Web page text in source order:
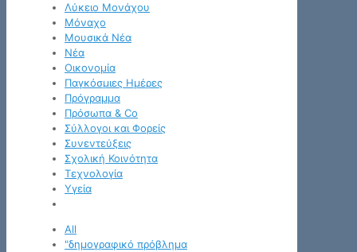
Λύκειο Μονάχου
Μόναχο
Μουσικά Νέα
Νέα
Οικονομία
Παγκόσμιες Ημέρες
Πρόγραμμα
Πρόσωπα & Co
Σύλλογοι και Φορείς
Συνεντεύξεις
Σχολική Κοινότητα
Τεχνολογία
Υγεία
All
"δημογραφικό πρόβλημα